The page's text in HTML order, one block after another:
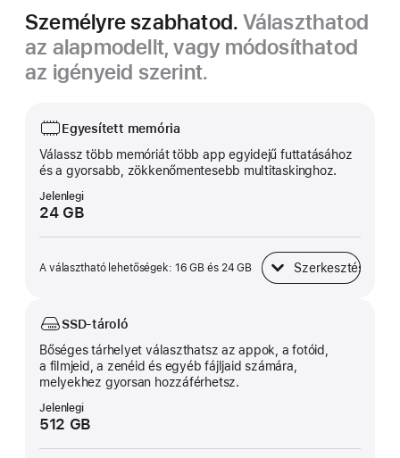
Személyre szabhatod. Választhatod
az alapmodellt, vagy módosíthatod
az igényeid szerint.
Egyesített memória
Válassz több memóriát több app egyidejű futtatásához
és a gyorsabb, zökkenő­mentesebb multi­taskinghoz.
Jelenlegi
24 GB
A választható lehetőségek: 16 GB és 24 GB Szerkesztés
Egyesített memória
SSD-tároló
Bőséges tárhelyet választhatsz az appok, a fotóid,
a filmjeid, a zenéid és egyéb fájljaid számára,
melyekhez gyorsan hozzáférhetsz.
Jelenlegi
512 GB